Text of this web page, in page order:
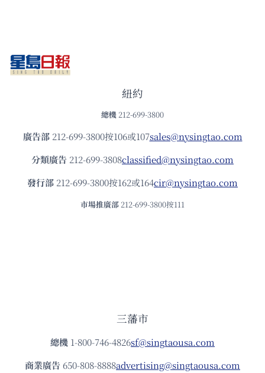
紐約
總機 212-699-3800
廣告部212-699-3800按106或107sales@nysingtao.com
分類廣告 212-699-3808classified@nysingtao.com
發⾏部 212-699-3800按162或164cir@nysingtao.com
市場推廣部 212-699-3800按111
三藩市
總機 1-800-746-4826sf@singtaousa.com
商業廣告 650-808-8888advertising@singtaousa.com